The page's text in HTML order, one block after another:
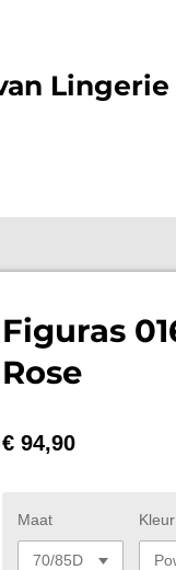
Lingerie
Figuras
Rose
€ 94,90
Maat Kleur